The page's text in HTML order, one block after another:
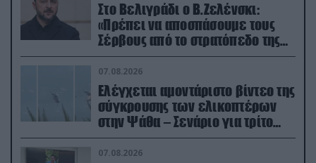
Στο Βελιγράδι ο Β.Ζελένσκι:
«Πρέπει να αποσπάσουμε τους
Σέρβους από το στρατόπεδο της
Ρωσίας»
07.08.2026
Ελέγχεται αμοντάριστο βίντεο της
σύγκρουσης των ελικοπτέρων
στην Ψάθα – Σενάριο για τρίτο
ελικόπτερο
07.08.2026